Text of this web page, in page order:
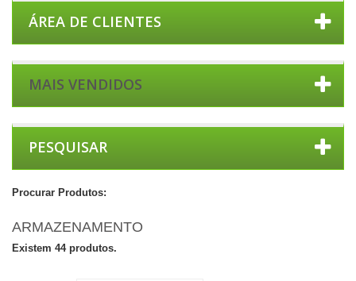
ÁREA DE CLIENTES
MAIS VENDIDOS
PESQUISAR
Procurar Produtos:
ARMAZENAMENTO
Existem 44 produtos.